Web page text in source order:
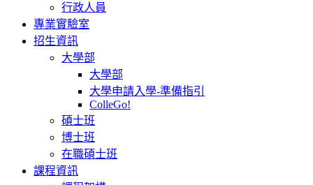
行政人員
專業實驗室
招生資訊
大學部
大學部
大學申請入學-準備指引
ColleGo!
碩士班
博士班
在職碩士班
課程資訊